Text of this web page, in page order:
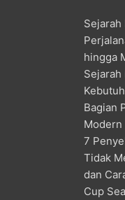
Sejarah
hingga
Sejarah
Bagian
Modern
7
Tidak
dan
Cup